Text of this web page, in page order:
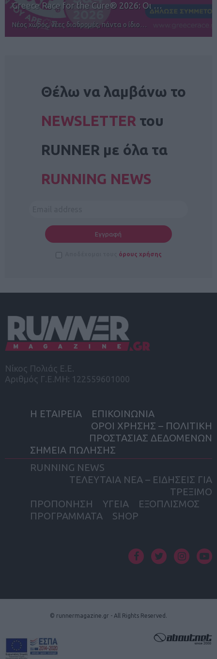
12ος TUI Rhodes Marathon: Άνοιγμα ε…
Αγώνες για όλους στην Ρόδο
Θέλω να λαμβάνω το
NEWSLETTER του
RUNNER με όλα τα
RUNNING NEWS
όρους χρήσης
Νίκος Πολιάς Ε.Ε.
Αριθμός Γ.Ε.ΜΗ: 122559601000
Η ΕΤΑΙΡΕΙΑ
ΕΠΙΚΟΙΝΩΝΙΑ
ΟΡΟΙ ΧΡΗΣΗΣ – ΠΟΛΙΤΙΚΗ
ΠΡΟΣΤΑΣΙΑΣ ΔΕΔΟΜΕΝΩΝ
ΣΗΜΕΙΑ ΠΩΛΗΣΗΣ
RUNNING NEWS
ΤΕΛΕΥΤΑΙΑ ΝΕΑ – ΕΙΔΗΣΕΙΣ ΓΙΑ
ΤΡΕΞΙΜΟ
ΠΡΟΠΟΝΗΣΗ
ΥΓΕΙΑ
ΕΞΟΠΛΙΣΜΟΣ
ΠΡΟΓΡΑΜΜΑΤΑ
SHOP
© runnermagazine.gr - All Rights Reserved.